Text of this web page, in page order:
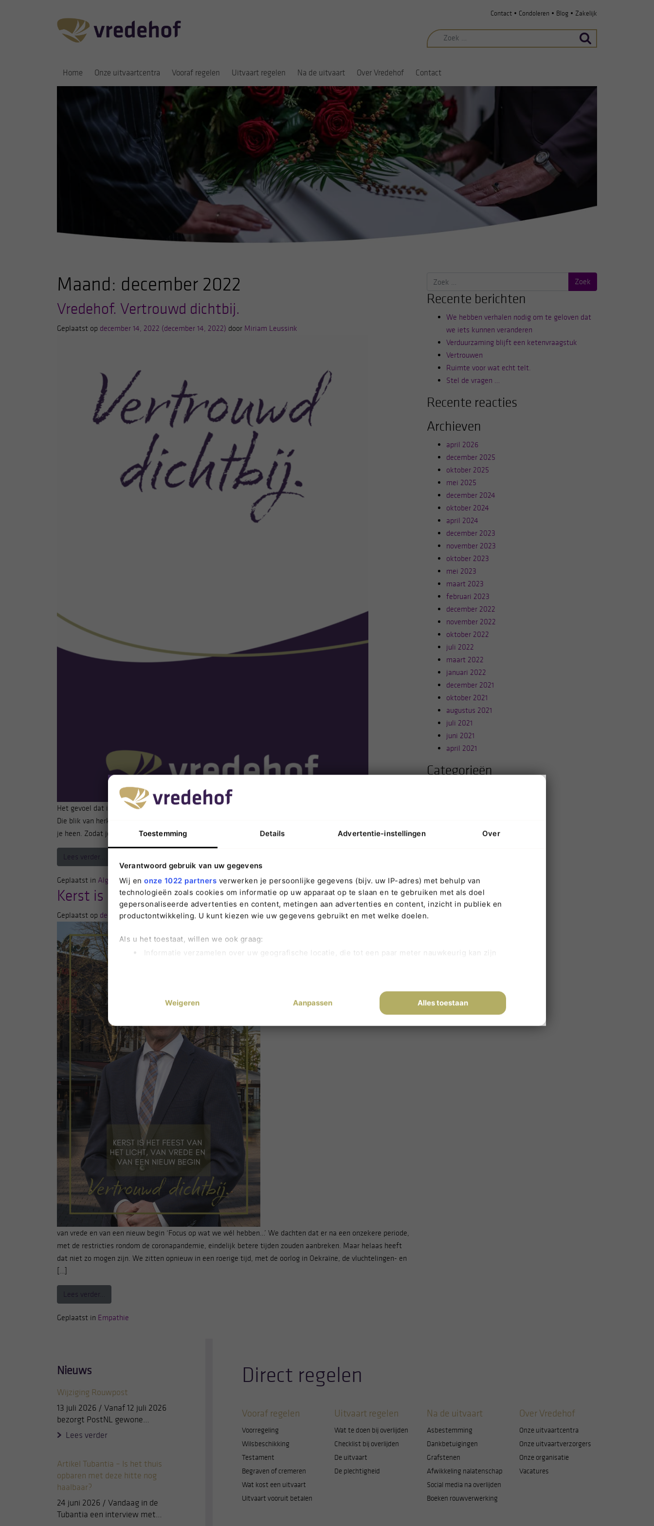
Toestemming Details Advertentie-instellingen Over
Verantwoord gebruik van uw gegevens
Wij en onze 1022 partners verwerken je persoonlijke gegevens (bijv. uw IP-adres) met behulp van
technologieën zoals cookies om informatie op uw apparaat op te slaan en te gebruiken met als doel
gepersonaliseerde advertenties en content, metingen aan advertenties en content, inzicht in publiek en
productontwikkeling. U kunt kiezen wie uw gegevens gebruikt en met welke doelen.
Als u het toestaat, willen we ook graag:
Informatie verzamelen over uw geografische locatie, die tot een paar meter nauwkeurig kan zijn
U kunt uw toestemming op elk moment wijzigen of intrekken in de Cookieverklaring.
Om u de best mogelijke ervaring te bieden op onze website, gebruiken wij en derde partijen cookies. Cookies
zijn kleine bestandjes die een website opslaat op uw computer, tablet of telefoon. Hiermee kunnen wij en derde
partijen gegevens verwerken om hiermee te proberen onze website te verbeteren.
Hieronder kunt u aangeven of u toestemming geeft voor het plaatsen van cookies en zo ja, waarvoor precies. Let
op: noodzakelijke cookies kunt u niet uitzetten. Die zijn namelijk nodig voor een goede werking van de website.
U kunt uw keuzes altijd aanpassen door linksonder op cookie-instellingen te klikken.
Weigeren Aanpassen Alles toestaan
Contact • Condoleren • Blog • Zakelijk
Zoek
naar:
Home Onze uitvaartcentra Vooraf regelen Uitvaart regelen Na de uitvaart Over Vredehof Contact
Maand: december 2022
Vredehof. Vertrouwd dichtbij.
Geplaatst op december 14, 2022 (december 14, 2022) door Miriam Leussink
Het gevoel dat iemand naast je staat en dichtbij is op een van de meest kwetsbare momenten van je leven.
Die blik van herkenning, het komt goed. Je voelt je gesterkt en weet dat je kunt vertrouwen op de mensen om
je heen. Zodat je uiteindelijk kunt terugkijken met een goed gevoel. Welkom bij Vredehof. […]
Lees verder…
Geplaatst in Algemeen
Kerst is het feest van het licht,
Geplaatst op december 14, 2022(december 14, 2022)door Miriam Leussink
van vrede en van een nieuw begin ‘Focus op wat we wél hebben…’ We dachten dat er na een onzekere periode,
met de restricties rondom de coronapandemie, eindelijk betere tijden zouden aanbreken. Maar helaas heeft
dat niet zo mogen zijn. We zitten opnieuw in een roerige tijd, met de oorlog in Oekraïne, de vluchtelingen- en
[…]
Lees verder…
Geplaatst in Empathie
Zoek
Recente berichten
We hebben verhalen nodig om te geloven dat
we iets kunnen veranderen
Verduurzaming blijft een ketenvraagstuk
Vertrouwen
Ruimte voor wat echt telt.
Stel de vragen …
Recente reacties
Archieven
april 2026
december 2025
oktober 2025
mei 2025
december 2024
oktober 2024
april 2024
december 2023
november 2023
oktober 2023
mei 2023
maart 2023
februari 2023
december 2022
november 2022
oktober 2022
juli 2022
maart 2022
januari 2022
december 2021
oktober 2021
augustus 2021
juli 2021
juni 2021
april 2021
Categorieën
Meta
Login
Vermeldingen feed
Nieuws
Wijziging Rouwpost
13 juli 2026 / Vanaf 12 juli 2026
bezorgt PostNL gewone…
Lees verder
Artikel Tubantia – Is het thuis
opbaren met deze hitte nog
haalbaar?
24 juni 2026 / Vandaag in de
Tubantia een interview met…
Direct regelen
Vooraf regelen
Voorregeling
Wilsbeschikking
Testament
Begraven of cremeren
Wat kost een uitvaart
Uitvaart vooruit betalen
Uitvaart regelen
Wat te doen bij overlijden
Checklist bij overlijden
De uitvaart
De plechtigheid
Na de uitvaart
Asbestemming
Dankbetuigingen
Grafstenen
Afwikkeling nalatenschap
Social media na overlijden
Boeken rouwverwerking
Over Vredehof
Onze uitvaartcentra
Onze uitvaartverzorgers
Onze organisatie
Vacatures